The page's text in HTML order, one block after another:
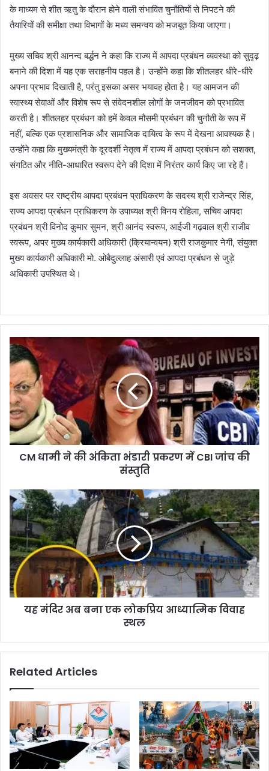
के माध्यम से शीत ऋतु के दौरान होने वाली संभावित चुनौतियों से निपटने की
तैयारियों की समीक्षा तथा विभागों के मध्य समन्वय को मजबूत किया जाएगा।
मुख्य सचिव श्री आनन्द बर्द्धन ने कहा कि राज्य में आपदा प्रबंधन व्यवस्था को सुदृढ़
बनाने की दिशा में यह एक सराहनीय पहल है। उन्होंने कहा कि शीतलहर धीरे-धीरे
अपना प्रभाव दिखाती है, परंतु इसका असर भयावह होता है। यह आमजन की
स्वास्थ्य सेवाओं और विशेष रूप से संवेदनशील लोगों के जनजीवन को प्रभावित
करती है। शीतलहर प्रबंधन को हमें केवल मौसमी प्रबंधन की चुनौती के रूप में
नहीं, बल्कि एक प्रशासनिक और सामाजिक दायित्व के रूप में देखना आवश्यक है।
उन्होंने कहा कि मुख्यमंत्री के दूरदर्शी नेतृत्व में राज्य में आपदा प्रबंधन को सशक्त,
संगठित और नीति-आधारित स्वरूप देने की दिशा में निरंतर कार्य किए जा रहे हैं।
इस अवसर पर राष्ट्रीय आपदा प्रबंधन प्राधिकरण के सदस्य श्री राजेन्द्र सिंह,
राज्य आपदा प्रबंधन प्राधिकरण के उपाध्यक्ष श्री विनय रोहिला, सचिव आपदा
प्रबंधन श्री विनोद कुमार सुमन, श्री आनंद स्वरूप, आईजी गढ़वाल श्री राजीव
स्वरूप, अपर मुख्य कार्यकारी अधिकारी (क्रियान्वयन) श्री राजकुमार नेगी, संयुक्त
मुख्य कार्यकारी अधिकारी मो. ओबैदुल्लाह अंसारी एवं आपदा प्रबंधन से जुड़े
अधिकारी उपस्थित थे।
CM धामी ने की अंकिता भंडारी प्रकरण में CBI जांच की
संस्तुति
यह मंदिर अब बना एक लोकप्रिय आध्यात्मिक विवाह
स्थल
Related Articles